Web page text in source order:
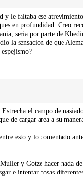
le faltaba ese
en profundidad. Creo
seria por parte de
la sensacion de que
el campo
de cargar area a su
esto y lo comentado
y Gotze hacer nada
e intentar cosas